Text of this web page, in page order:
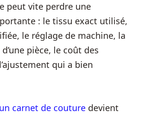
peut vite perdre une
: le tissu exact utilisé,
le réglage de machine, la
pièce, le coût des
qui a bien
un carnet de couture devient